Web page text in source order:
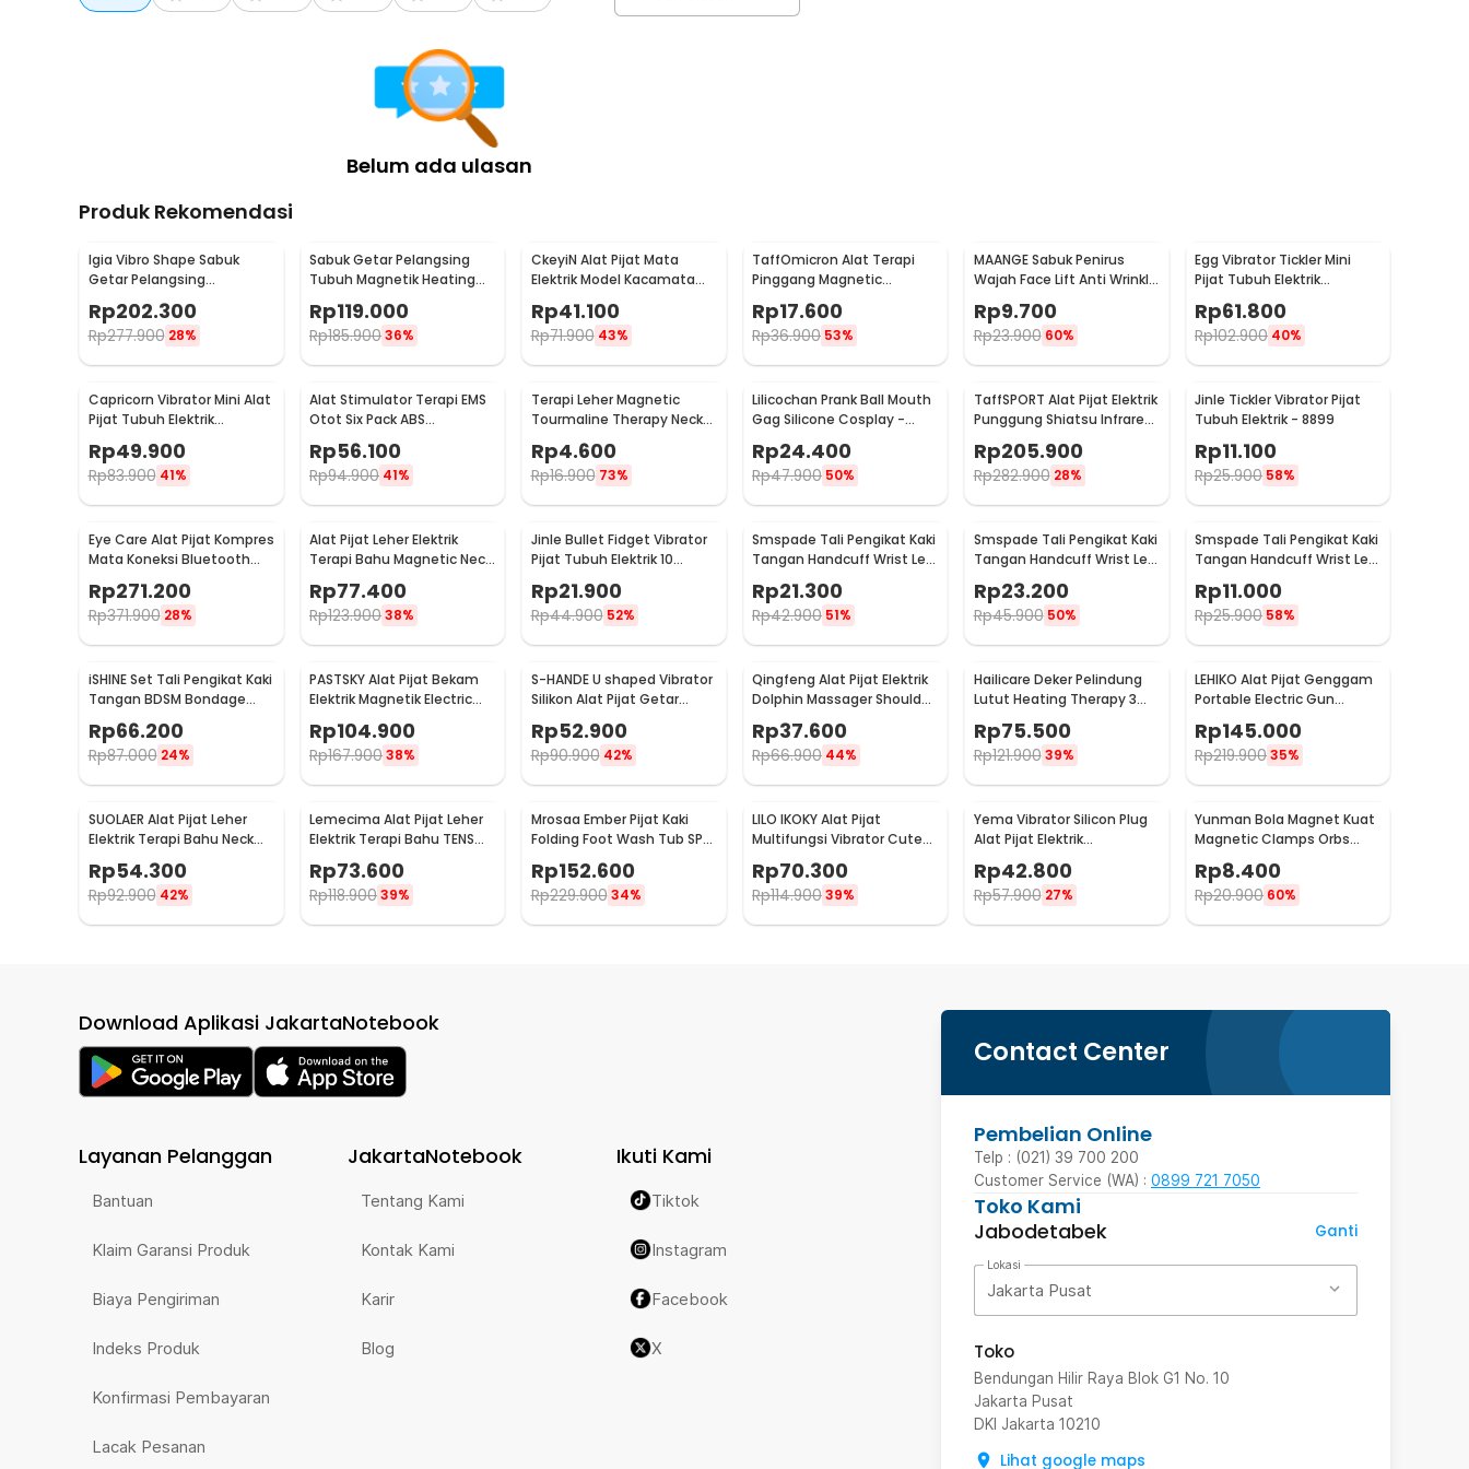
Belum ada ulasan
Produk Rekomendasi
Igia Vibro Shape Sabuk
Getar Pelangsing
Professional Slimming 55W
- MC0138
Rp202.300
Rp277.900 28%
Sabuk Getar Pelangsing
Tubuh Magnetik Heating
X5
Rp119.000
Rp185.90036%
CkeyiN Alat Pijat Mata
Elektrik Model Kacamata
Rp41.100
Rp71.900 43%
TaffOmicron Alat Terapi
Pinggang Magnetic
Tourmaline Nylon Size L
Rp17.600
Rp36.900 53%
MAANGE Sabuk Penirus
Wajah Face Lift Anti Wrinkle
Rp9.700
Rp23.900 60%
Egg Vibrator Tickler Mini
Pijat Tubuh Elektrik
Multifungsi with Remote -
11829
Rp61.800
Rp102.900 40%
Capricorn Vibrator Mini Alat
Pijat Tubuh Elektrik
Rp49.900
Rp83.900 41%
Alat Stimulator Terapi EMS
Otot Six Pack ABS
Abdominal Muscle - 068R2
Rp56.100
Rp94.900 41%
Terapi Leher Magnetic
Tourmaline Therapy Neck
Massager - DA-3484
Rp4.600
Rp16.900 73%
Lilicochan Prank Ball Mouth
Gag Silicone Cosplay -
Rp24.400
Rp47.900 50%
TaffSPORT Alat Pijat Elektrik
Punggung Shiatsu Infrared
Rp205.900
Rp282.900 28%
Jinle Tickler Vibrator Pijat
Tubuh Elektrik - 8899
Rp11.100
Rp25.900 58%
Eye Care Alat Pijat Kompres
Mata Koneksi Bluetooth
Rp271.200
Rp371.900 28%
Alat Pijat Leher Elektrik
Terapi Bahu Magnetic Neck
Rp77.400
Rp123.90038%
Jinle Bullet Fidget Vibrator
Pijat Tubuh Elektrik 10
Rp21.900
Rp44.900 52%
Smspade Tali Pengikat Kaki
Tangan Handcuff Wrist Leg
BDSM - PCT4
Rp21.300
Rp42.900 51%
Smspade Tali Pengikat Kaki
Tangan Handcuff Wrist Leg
BDSM - 00632
Rp23.200
Rp45.900 50%
Smspade Tali Pengikat Kaki
Tangan Handcuff Wrist Leg
Rp11.000
Rp25.900 58%
iSHINE Set Tali Pengikat Kaki
Tangan BDSM Bondage
Sets Rope - BD15
Rp66.200
Rp87.000 24%
PASTSKY Alat Pijat Bekam
Elektrik Magnetik Electric
Rp104.900
Rp167.90038%
S-HANDE U shaped Vibrator
Silikon Alat Pijat Getar
Rp52.900
Rp90.900 42%
Qingfeng Alat Pijat Elektrik
Dolphin Massager Shoulder
Vibration USB - HK668
Rp37.600
Rp66.900 44%
Hailicare Deker Pelindung
Lutut Heating Therapy 3
Rp75.500
Rp121.900 39%
LEHIKO Alat Pijat Genggam
Portable Electric Gun
KH-320
Rp145.000
Rp219.90035%
SUOLAER Alat Pijat Leher
Elektrik Terapi Bahu Neck
Massager - KS-996-1D
Rp54.300
Rp92.900 42%
Lemecima Alat Pijat Leher
Elektrik Terapi Bahu TENS
Neck Massager - JT-808
Rp73.600
Rp118.90039%
Mrosaa Ember Pijat Kaki
Folding Foot Wash Tub SPA
Sauna Massage Bucket -
7981
Rp152.600
Rp229.900 34%
LILO IKOKY Alat Pijat
Multifungsi Vibrator Cute
Pig Electric - HL-1907
Rp70.300
Rp114.90039%
Yema Vibrator Silicon Plug
Alat Pijat Elektrik
Multifungsi - A1582
Rp42.800
Rp57.900 27%
Yunman Bola Magnet Kuat
Magnetic Clamps Orbs
Multifungsi 1cm 2 PCS -
BD05
Rp8.400
Rp20.900 60%
Contact Center
Pembelian Online
Telp : (021) 39 700 200
Customer Service (WA) : 0899 721 7050
Toko Kami
Jabodetabek
Ganti
Lokasi
Jakarta Pusat
Toko
Bendungan Hilir Raya Blok G1 No. 10
Jakarta Pusat
DKI Jakarta 10210
Lihat google maps
Download Aplikasi JakartaNotebook
Layanan Pelanggan
Bantuan
Klaim Garansi Produk
Biaya Pengiriman
Indeks Produk
Konfirmasi Pembayaran
Lacak Pesanan
JakartaNotebook
Tentang Kami
Kontak Kami
Karir
Blog
Ikuti Kami
Tiktok
Instagram
Facebook
X